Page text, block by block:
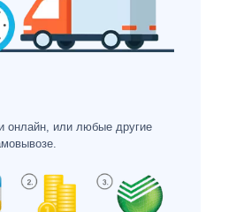
онлайн, или любые другие